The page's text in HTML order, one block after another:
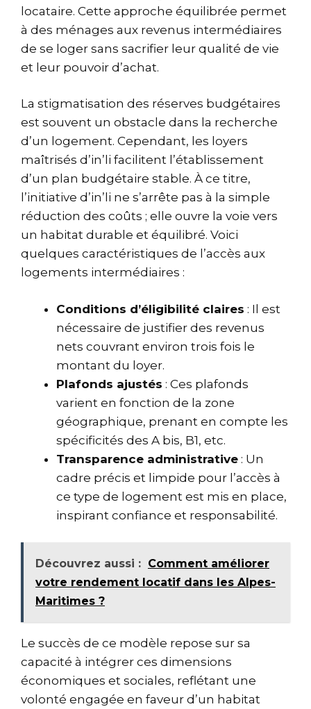
locataire. Cette approche équilibrée permet
à des ménages aux revenus intermédiaires
de se loger sans sacrifier leur qualité de vie
et leur pouvoir d’achat.
La stigmatisation des réserves budgétaires
est souvent un obstacle dans la recherche
d’un logement. Cependant, les loyers
maîtrisés d’in’li facilitent l’établissement
d’un plan budgétaire stable. À ce titre,
l’initiative d’in’li ne s’arrête pas à la simple
réduction des coûts ; elle ouvre la voie vers
un habitat durable et équilibré. Voici
quelques caractéristiques de l’accès aux
logements intermédiaires :
Conditions d’éligibilité claires : Il est
nécessaire de justifier des revenus
nets couvrant environ trois fois le
montant du loyer.
Plafonds ajustés : Ces plafonds
varient en fonction de la zone
géographique, prenant en compte les
spécificités des A bis, B1, etc.
Transparence administrative : Un
cadre précis et limpide pour l’accès à
ce type de logement est mis en place,
inspirant confiance et responsabilité.
Découvrez aussi : Comment améliorer
votre rendement locatif dans les Alpes-
Maritimes ?
Le succès de ce modèle repose sur sa
capacité à intégrer ces dimensions
économiques et sociales, reflétant une
volonté engagée en faveur d’un habitat